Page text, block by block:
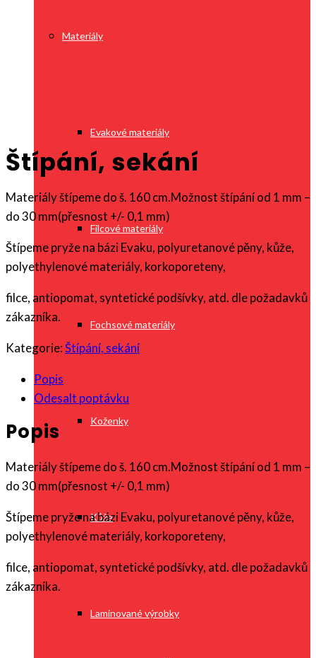
Materiály
Evakové materiály
Filcové materiály
Fochsové materiály
Koženky
Kůže
Laminované výrobky
Štípání, sekání
Materiály štípeme do š. 160 cm.Možnost štípání od 1 mm –
do 30 mm(přesnost +/- 0,1 mm)
Štípeme pryže na bázi Evaku, polyuretanové pěny, kůže,
polyethylenové materiály, korkoporeteny,
filce, antiopomat, syntetické podšívky, atd. dle požadavků
zákazníka.
Kategorie:Štípání, sekání
Popis
Odesalt poptávku
Popis
Materiály štípeme do š. 160 cm.Možnost štípání od 1 mm –
do 30 mm(přesnost +/- 0,1 mm)
Štípeme pryže na bázi Evaku, polyuretanové pěny, kůže,
polyethylenové materiály, korkoporeteny,
filce, antiopomat, syntetické podšívky, atd. dle požadavků
zákazníka.